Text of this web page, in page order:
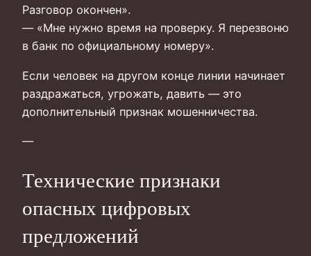
Разговор окончен».
— «Мне нужно время на проверку. Я перезвоню
в банк по официальному номеру».
Если человек на другом конце линии начинает
раздражаться, угрожать, давить — это
дополнительный признак мошенничества.
—
Технические признаки
опасных цифровых
предложений